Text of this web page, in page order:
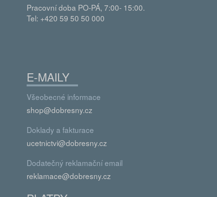
Pracovní doba PO-PÁ, 7:00- 15:00.
Tel: +420 59 50 50 000
E-MAILY
Všeobecné informace
shop@dobresny.cz
Doklady a fakturace
ucetnictvi@dobresny.cz
Dodatečný reklamační email
reklamace@dobresny.cz